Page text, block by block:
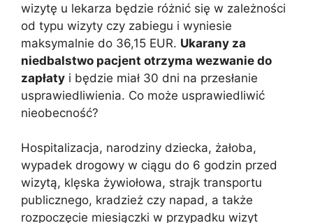
wizytę u lekarza będzie różnić się w zależności
od typu wizyty czy zabiegu i wyniesie
maksymalnie do 36,15 EUR. Ukarany za
niedbalstwo pacjent otrzyma wezwanie do
zapłaty i będzie miał 30 dni na przesłanie
usprawiedliwienia. Co może usprawiedliwić
nieobecność?
Hospitalizacja, narodziny dziecka, żałoba,
wypadek drogowy w ciągu do 6 godzin przed
wizytą, klęska żywiołowa, strajk transportu
publicznego, kradzież czy napad, a także
rozpoczęcie miesiączki w przypadku wizyt